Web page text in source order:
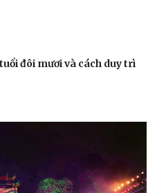
đôi mươi và cách duy trì